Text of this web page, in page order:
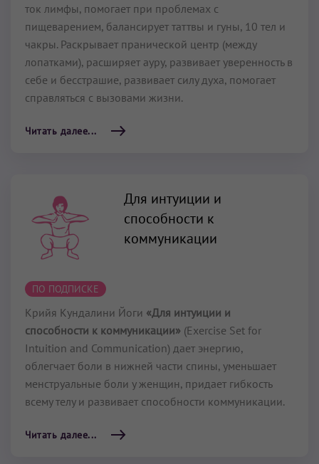
ток лимфы, помогает при проблемах с
пищеварением, балансирует таттвы и гуны, 10 тел и
чакры. Раскрывает пранической центр (между
лопатками), расширяет ауру, развивает уверенность в
себе и бесстрашие, развивает силу духа, помогает
справляться с вызовами жизни.
Читать далее...
Для интуиции и
способности к
коммуникации
ПО ПОДПИСКЕ
Крийя Кундалини Йоги «Для интуиции и
способности к коммуникации» (Exercise Set for
Intuition and Communication) дает энергию,
облегчает боли в нижней части спины, уменьшает
менструальные боли у женщин, придает гибкость
всему телу и развивает способности коммуникации.
Читать далее...